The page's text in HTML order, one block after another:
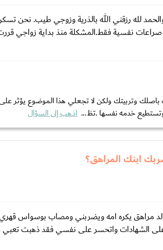
لله رزقني الله بالذرية وزوجي طيب.
نفسية فقط.المشكلة منذ بداية زواجي قررت
باصلك وتربيتك ولكن لا تجعلي هذا الموضوع يؤثر
وتستطيع خدمه نفسها .تظ... اذهب إلى السؤال
ابنك المراهق؟
مراهق يكره امه ويضربني ومصاب بوسواس
الشهادات واتحسر على نفسي فقد ذهبت تعبي